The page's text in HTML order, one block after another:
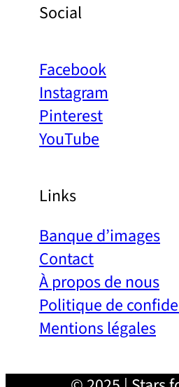
Social
Facebook
Instagram
Pinterest
YouTube
Links
Banque d’images
Contact
À propos de nous
Politique de
Mentions légales